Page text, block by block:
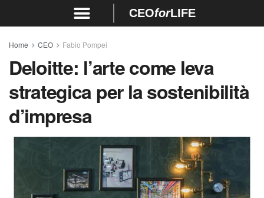
CEOforLIFE
Home CEO Fabio Pompei
Deloitte: l’arte come leva
strategica per la sostenibilità
d’impresa